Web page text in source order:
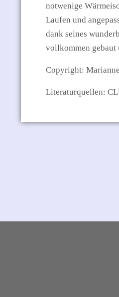
notwenige
Laufen und
dank seines
vollkommen gebaut
Copyright:
Literaturquellen: